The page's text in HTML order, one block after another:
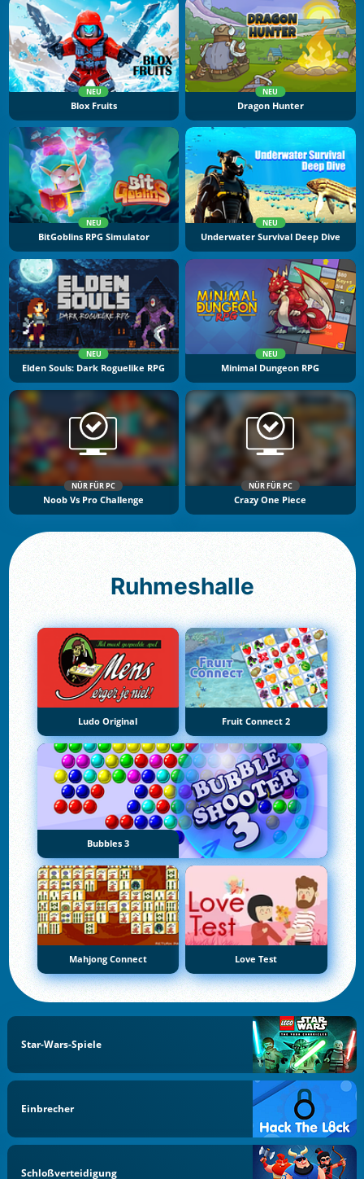
NEU
Blox Fruits
NEU
Dragon Hunter
NEU
BitGoblins RPG Simulator
NEU
Underwater Survival Deep Dive
NEU
Elden Souls: Dark Roguelike RPG
NEU
Minimal Dungeon RPG
NÜR FÜR PC
Noob Vs Pro Challenge
NÜR FÜR PC
Crazy One Piece
Ruhmeshalle
Ludo Original Fruit Connect 2
Bubbles 3
Mahjong Connect Love Test
Star-Wars-Spiele
Einbrecher
Schloßverteidigung